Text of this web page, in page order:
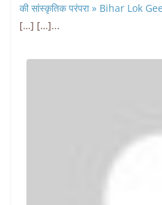
की सांस्कृतिक परंपरा » Bihar Lok
[…] […]...